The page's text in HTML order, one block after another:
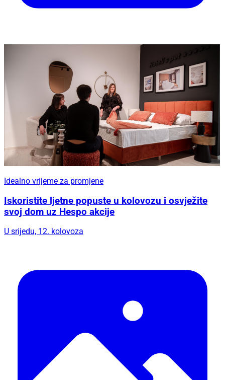
Idealno vrijeme za promjene
Iskoristite ljetne popuste u kolovozu i osvježite
svoj dom uz Hespo akcije
U srijedu, 12. kolovoza